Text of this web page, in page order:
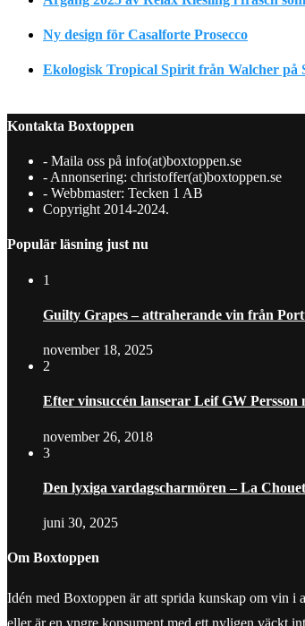
Ny design för Casalforte Prosecco
Ekologisk Tropical Spirit från Walcher på
Kontakta Boxtoppen
- Maila oss på info(at)boxtoppen.se
- Annonsering: christoffer(at)boxtoppen.se
- Webbmaster: Tecken 1 AB
Copyright 2014-2024.
Populär läsning just nu
1
Guilty Grapes – attraherande vin från
november 18, 2025
2
Efter vinsuccén lanserar Leif GW
november 26, 2018
3
Den lyxiga vardagscharmören – La
juni 30, 2025
Om Boxtoppen
Idén med Boxtoppen är att sprida kunskap om vin i
eller är en yngre konsument med ett nyligen väckt